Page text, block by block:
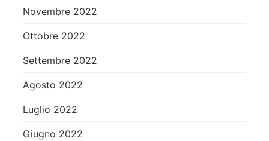
Novembre 2022
Ottobre 2022
Settembre 2022
Agosto 2022
Luglio 2022
Giugno 2022